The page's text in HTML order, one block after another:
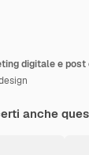
digitale e
anche